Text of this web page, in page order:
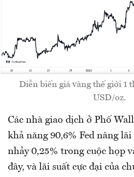
Diễn biến giá vàng thế giới 1
USD/oz.
Các nhà giao dịch ở Phố
khả năng 90,6% Fed nâng
nhảy 0,25% trong cuộc họp
đây, và lãi suất cực đại của